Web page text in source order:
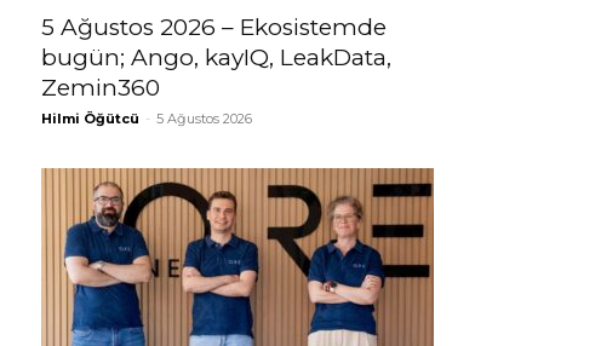
5 Ağustos 2026 – Ekosistemde
bugün; Ango, kayIQ, LeakData,
Zemin360
Hilmi Öğütcü - 5 Ağustos 2026